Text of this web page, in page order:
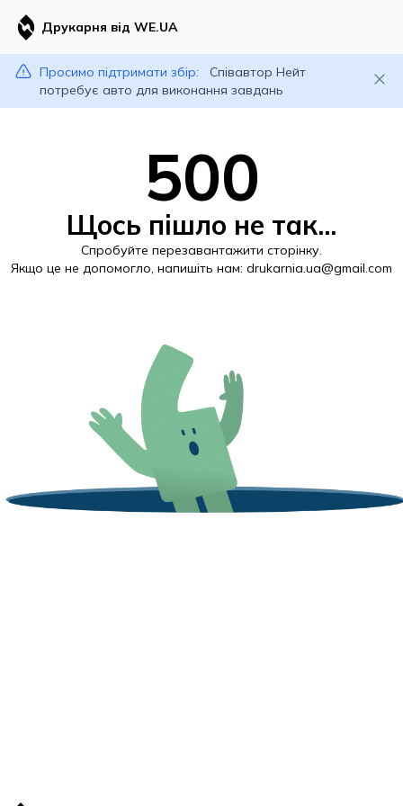
Друкарня від WE.UA
Просимо підтримати збір:
Співавтор Нейт
потребує авто для виконання завдань
500
Щось пішло не так...
Спробуйте перезавантажити сторінку.
Якщо це не допомогло, напишіть нам: drukarnia.ua@gmail.com